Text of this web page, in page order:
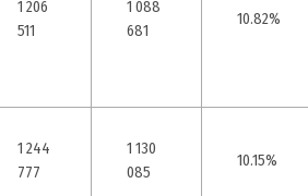
1 206
511
1 088
681
10.82%
1 244
777
1 130
085
10.15%